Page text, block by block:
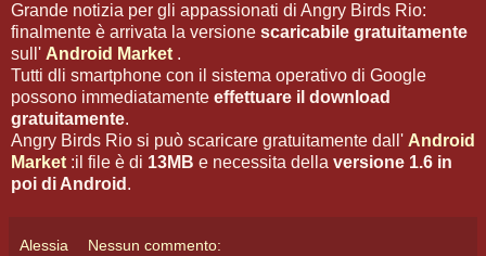
Grande notizia per gli appassionati di Angry Birds Rio:
finalmente è arrivata la versione scaricabile gratuitamente
sull' Android Market .
Tutti dli smartphone con il sistema operativo di Google
possono immediatamente effettuare il download
gratuitamente.
Angry Birds Rio si può scaricare gratuitamente dall' Android
Market :il file è di 13MB e necessita della versione 1.6 in
poi di Android .
Alessia Nessun commento: